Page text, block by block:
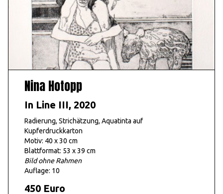
Nina Hotopp
In Line III, 2020
Radierung, Strichätzung, Aquatinta auf
Kupferdruckkarton
Motiv: 40 x 30 cm
Blattformat: 53 x 39 cm
Bild ohne Rahmen
Auflage: 10
450 Euro